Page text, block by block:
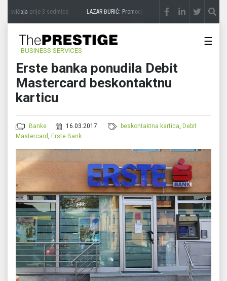
zavičajaprije 3 sedmice LAZAR ĐURIĆ: Promocija potencijal pretvara u destinaciju
BUSINESS SERVICES
☰
Erste banka ponudila Debit
Mastercard beskontaktnu
karticu
Banke 16.03.2017. beskontaktna kartica,Debit
Mastercard, Erste Bank